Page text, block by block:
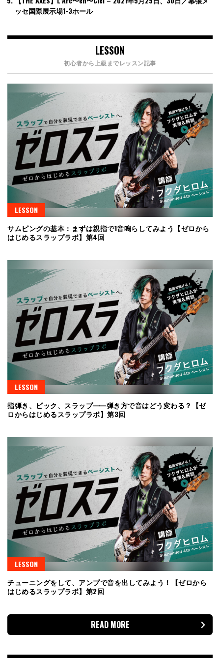
ッセ国際展示場1-3ホール
LESSON
初心者から上級までレッスン記事
LESSON
サムピングの基本：まずは親指で1音鳴らしてみよう【ゼロから
はじめるスラップラボ】第4回
LESSON
指弾き、ピック、スラップ⸺弾き方で音はどう変わる？【ゼ
ロからはじめるスラップラボ】第3回
LESSON
チューニングをして、アンプで音を出してみよう！【ゼロから
はじめるスラップラボ】第2回
READ MORE